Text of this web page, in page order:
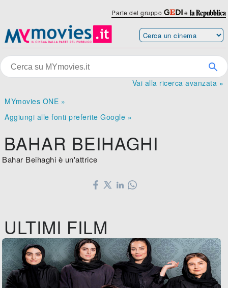
Parte del gruppo e
Vai alla ricerca avanzata »
MYmovies ONE »
Aggiungi alle fonti preferite Google »
BAHAR BEIHAGHI
Bahar Beihaghi è un'attrice
ULTIMI FILM